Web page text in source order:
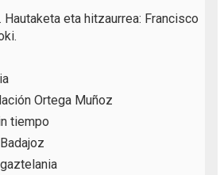
Hautaketa eta hitzaurrea: Francisco
Ortega Muñoz
tiempo
Badajoz
gaztelania